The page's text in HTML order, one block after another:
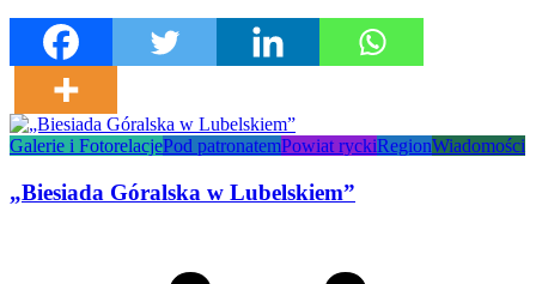
Galerie i FotorelacjePod patronatemPowiat ryckiRegionWiadomości
„Biesiada Góralska w Lubelskiem”